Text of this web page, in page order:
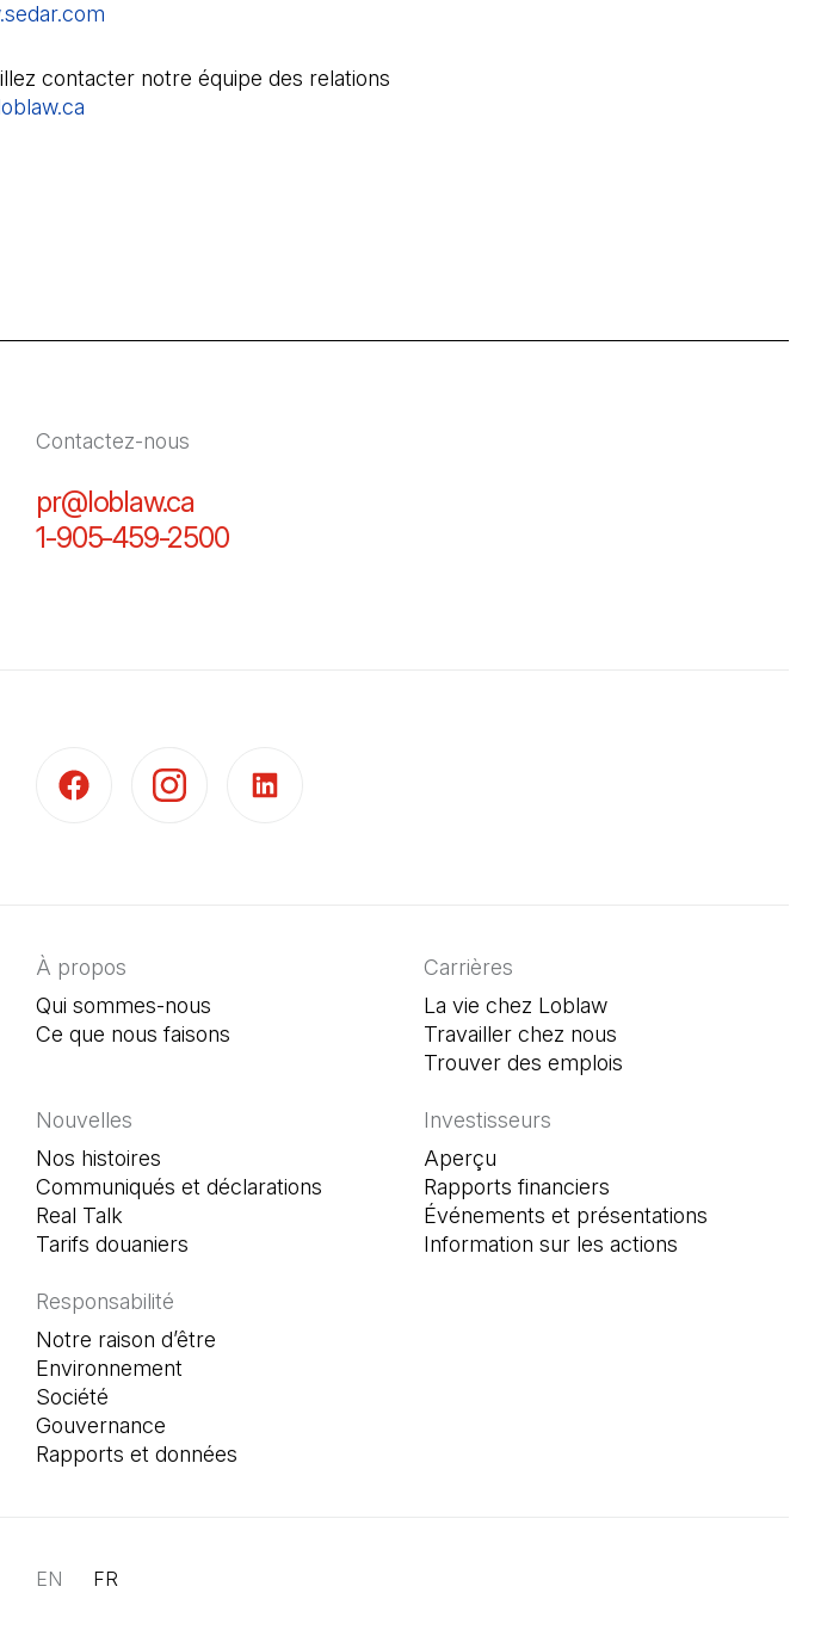
contacter notre équipe des relations
Contactez-nous
pr@loblaw.ca
1-905-459-2500(Il s'ouvre dans un nouvel onglet)
À propos
Qui sommes-nous
Ce que nous faisons
Carrières
La vie chez Loblaw
Travailler chez nous
Trouver des emplois
Nouvelles
Nos histoires
Communiqués et déclarations
Real Talk
Tarifs douaniers
Investisseurs
Aperçu
Rapports financiers
Événements et présentations
Information sur les actions
Responsabilité
Notre raison d’être
Environnement
Société
Gouvernance
Rapports et données
EN FR